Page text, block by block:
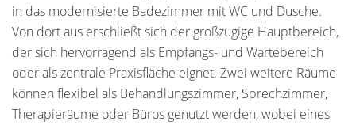
in das modernisierte Badezimmer mit WC und Dusche.
Von dort aus erschließt sich der großzügige Hauptbereich,
der sich hervorragend als Empfangs- und Wartebereich
oder als zentrale Praxisfläche eignet. Zwei weitere Räume
können flexibel als Behandlungszimmer, Sprechzimmer,
Therapieräume oder Büros genutzt werden, wobei eines